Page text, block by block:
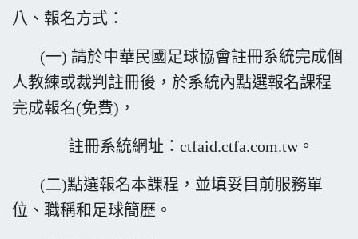
八、報名方式：
(一) 請於中華民國足球協會註冊系統完成個
人教練或裁判註冊後，於系統內點選報名課程
完成報名(免費)，
註冊系統網址： ctfaid.ctfa.com.tw。
(二)點選報名本課程，並填妥目前服務單
位、職稱和足球簡歷。